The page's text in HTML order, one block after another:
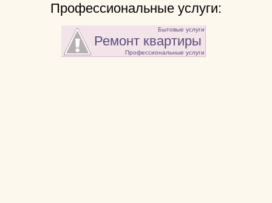
Профессиональные услуги:
Профессиональные услуги
Бытовые услуги
Ремонт квартиры